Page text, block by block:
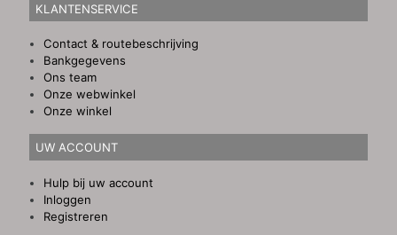
KLANTENSERVICE
Contact & routebeschrijving
Bankgegevens
Ons team
Onze webwinkel
Onze winkel
UW ACCOUNT
Hulp bij uw account
Inloggen
Registreren